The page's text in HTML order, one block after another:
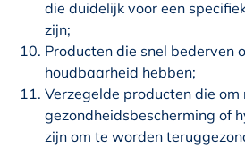
die duidelijk voor een
zijn;
Producten die snel bederven
houdbaarheid hebben;
Verzegelde producten die om
gezondheidsbescherming of
zijn om te worden